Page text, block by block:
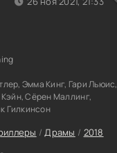
Эмма Кинг, Гари Льюис,
Сёрен Маллинг,
Гилкинсон
/Драмы / 2018